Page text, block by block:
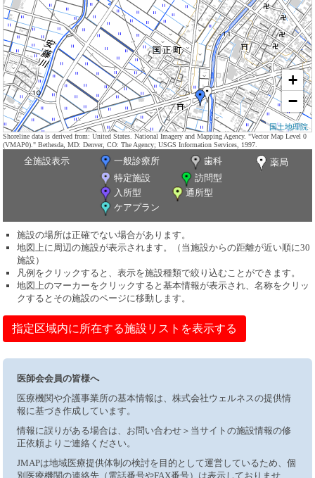
+
−
国土地理院
Shoreline data is derived from: United States. National Imagery and Mapping Agency. "Vector Map Level 0
(VMAP0)." Bethesda, MD: Denver, CO: The Agency; USGS Information Services, 1997.
全施設表示 一般診療所 歯科
薬局
特定施設
訪問型
入所型
通所型
ケアプラン
施設の場所は正確でない場合があります。
地図上に周辺の施設が表示されます。（当施設からの距離が近い順に30
施設）
凡例をクリックすると、表示を施設種類で絞り込むことができます。
地図上のマーカーをクリックすると基本情報が表示され、名称をクリッ
クするとその施設のページに移動します。
指定区域内に所在する施設リストを表示する
医師会会員の皆様へ
医療機関や介護事業所の基本情報は、株式会社ウェルネスの提供情
報に基づき作成しています。
情報に誤りがある場合は、お問い合わせ＞当サイトの施設情報の修
正依頼よりご連絡ください。
JMAPは地域医療提供体制の検討を目的として運営しているため、個
別医療機関の連絡先（電話番号やFAX番号）は表示しておりませ